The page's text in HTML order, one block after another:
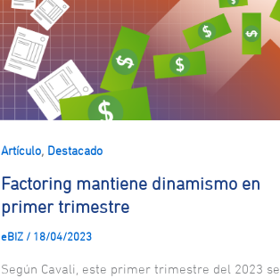
Artículo, Destacado
Factoring mantiene dinamismo en
primer trimestre
eBIZ / 18/04/2023
Según Cavali, este primer trimestre del 2023 se